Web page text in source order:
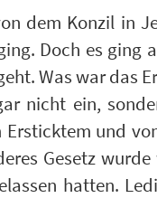
dem Konzil in
Doch es ging
Was war das
nicht ein,
und
Gesetz
hatten.